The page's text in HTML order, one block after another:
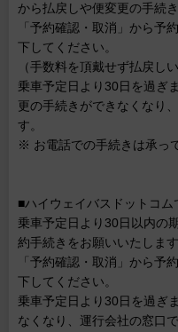
から払戻しや便変更の手続
「予約確認・取消」から予
下してください。
（手数料を頂戴せず払戻し
乗車予定日より30日を過ぎ
更の手続きができなくなり
す。
※ お電話での手続きは承っ
■ハイウェイバスドットコ
乗車予定日より30日以内の
約手続きをお願いいたします
「予約確認・取消」から予
下してください。
乗車予定日より30日を過ぎ
なくなり、運行会社の窓口